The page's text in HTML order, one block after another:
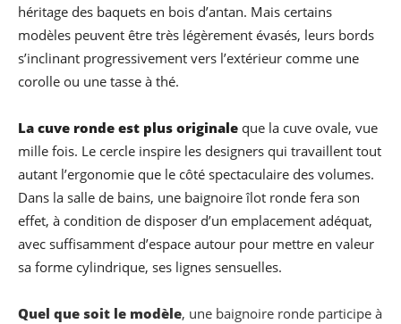
héritage des baquets en bois d’antan. Mais certains
modèles peuvent être très légèrement évasés, leurs bords
s’inclinant progressivement vers l’extérieur comme une
corolle ou une tasse à thé.
La cuve ronde est plus originale que la cuve ovale, vue
mille fois. Le cercle inspire les designers qui travaillent tout
autant l’ergonomie que le côté spectaculaire des volumes.
Dans la salle de bains, une baignoire îlot ronde fera son
effet, à condition de disposer d’un emplacement adéquat,
avec suffisamment d’espace autour pour mettre en valeur
sa forme cylindrique, ses lignes sensuelles.
Quel que soit le modèle, une baignoire ronde participe à